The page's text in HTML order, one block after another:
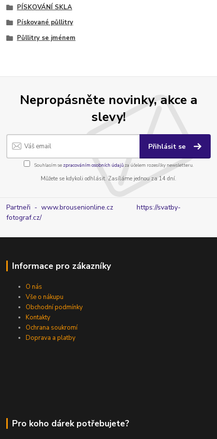
PÍSKOVÁNÍ SKLA
Pískované půllitry
Půllitry se jménem
Nepropásněte novinky, akce a
slevy!
Přihlásit se
Souhlasím se zpracováním osobních údajůza účelem rozesílky newsletteru.
Můžete se kdykoli odhlásit. Zasíláme jednou za 14 dní.
Partneři - www.brousenionline.czhttps://svatby-
fotograf.cz/
Informace pro zákazníky
O nás
Vše o nákupu
Obchodní podmínky
Kontakty
Ochrana soukromí
Doprava a platby
Pro koho dárek potřebujete?